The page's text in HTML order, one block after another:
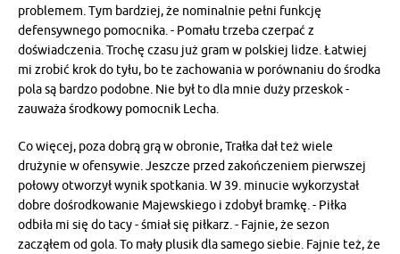
problemem. Tym bardziej, że nominalnie pełni funkcję
defensywnego pomocnika. - Pomału trzeba czerpać z
doświadczenia. Trochę czasu już gram w polskiej lidze. Łatwiej
mi zrobić krok do tyłu, bo te zachowania w porównaniu do środka
pola są bardzo podobne. Nie był to dla mnie duży przeskok -
zauważa środkowy pomocnik Lecha.
Co więcej, poza dobrą grą w obronie, Trałka dał też wiele
drużynie w ofensywie. Jeszcze przed zakończeniem pierwszej
połowy otworzył wynik spotkania. W 39. minucie wykorzystał
dobre dośrodkowanie Majewskiego i zdobył bramkę. - Piłka
odbiła mi się do tacy - śmiał się piłkarz. - Fajnie, że sezon
zacząłem od gola. To mały plusik dla samego siebie. Fajnie też, że